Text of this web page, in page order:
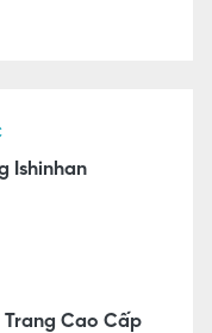
Ishinhan
Trang Cao Cấp